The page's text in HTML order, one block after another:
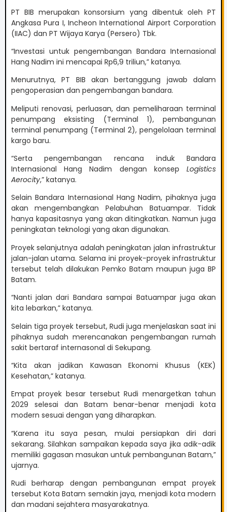
PT BIB merupakan konsorsium yang dibentuk oleh PT
Angkasa Pura I, Incheon International Airport Corporation
(IIAC) dan PT Wijaya Karya (Persero) Tbk.
“Investasi untuk pengembangan Bandara Internasional
Hang Nadim ini mencapai Rp6,9 triliun,” katanya.
Menurutnya, PT BIB akan bertanggung jawab dalam
pengoperasian dan pengembangan bandara.
Meliputi renovasi, perluasan, dan pemeliharaan terminal
penumpang eksisting (Terminal 1), pembangunan
terminal penumpang (Terminal 2), pengelolaan terminal
kargo baru.
“Serta pengembangan rencana induk Bandara
Internasional Hang Nadim dengan konsepLogistics
Aerocity,” katanya.
Selain Bandara Internasional Hang Nadim, pihaknya juga
akan mengembangkan Pelabuhan Batuampar. Tidak
hanya kapasitasnya yang akan ditingkatkan. Namun juga
peningkatan teknologi yang akan digunakan.
Proyek selanjutnya adalah peningkatan jalan infrastruktur
jalan-jalan utama. Selama ini proyek-proyek infrastruktur
tersebut telah dilakukan Pemko Batam maupun juga BP
Batam.
“Nanti jalan dari Bandara sampai Batuampar juga akan
kita lebarkan,” katanya.
Selain tiga proyek tersebut, Rudi juga menjelaskan saat ini
pihaknya sudah merencanakan pengembangan rumah
sakit bertaraf internasonal di Sekupang.
“Kita akan jadikan Kawasan Ekonomi Khusus (KEK)
Kesehatan,” katanya.
Empat proyek besar tersebut Rudi menargetkan tahun
2029 selesai dan Batam benar-benar menjadi kota
modern sesuai dengan yang diharapkan.
“Karena itu saya pesan, mulai persiapkan diri dari
sekarang. Silahkan sampaikan kepada saya jika adik-adik
memiliki gagasan masukan untuk pembangunan Batam,”
ujarnya.
Rudi berharap dengan pembangunan empat proyek
tersebut Kota Batam semakin jaya, menjadi kota modern
dan madani sejahtera masyarakatnya.